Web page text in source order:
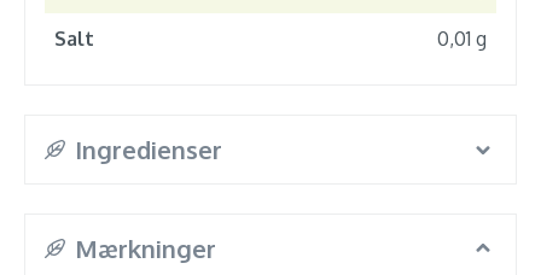
Salt 0,01 g
Ingredienser
Mærkninger